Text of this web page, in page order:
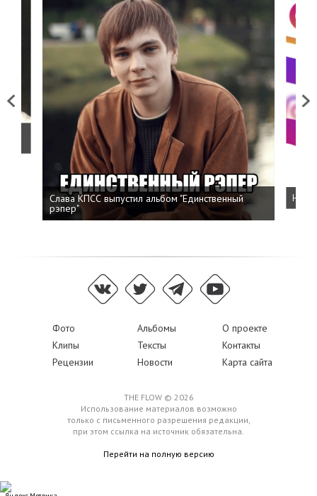
Previous
Слава КПСС выпустил альбом "Единственный
рэпер"
Next
Фото Альбомы
О проекте
Клипы
Тексты
Контакты
Рецензии
Новости Карта сайта
THE FLOW © 2026
Использование материалов возможно
только с письменного разрешения редакции,
при этом ссылка на источник обязательна.
Перейти на полную версию